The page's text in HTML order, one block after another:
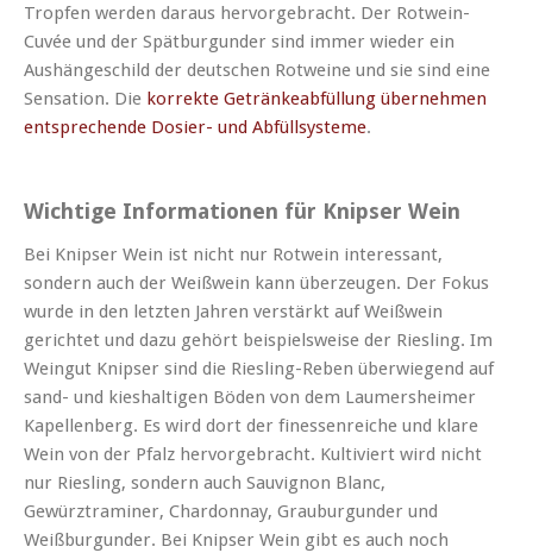
Tropfen werden daraus hervorgebracht. Der Rotwein-
Cuvée und der Spätburgunder sind immer wieder ein
Aushängeschild der deutschen Rotweine und sie sind eine
Sensation. Die korrekte Getränkeabfüllung übernehmen
entsprechende Dosier- und Abfüllsysteme.
Wichtige Informationen für Knipser Wein
Bei Knipser Wein ist nicht nur Rotwein interessant,
sondern auch der Weißwein kann überzeugen. Der Fokus
wurde in den letzten Jahren verstärkt auf Weißwein
gerichtet und dazu gehört beispielsweise der Riesling. Im
Weingut Knipser sind die Riesling-Reben überwiegend auf
sand- und kieshaltigen Böden von dem Laumersheimer
Kapellenberg. Es wird dort der finessenreiche und klare
Wein von der Pfalz hervorgebracht. Kultiviert wird nicht
nur Riesling, sondern auch Sauvignon Blanc,
Gewürztraminer, Chardonnay, Grauburgunder und
Weißburgunder. Bei Knipser Wein gibt es auch noch